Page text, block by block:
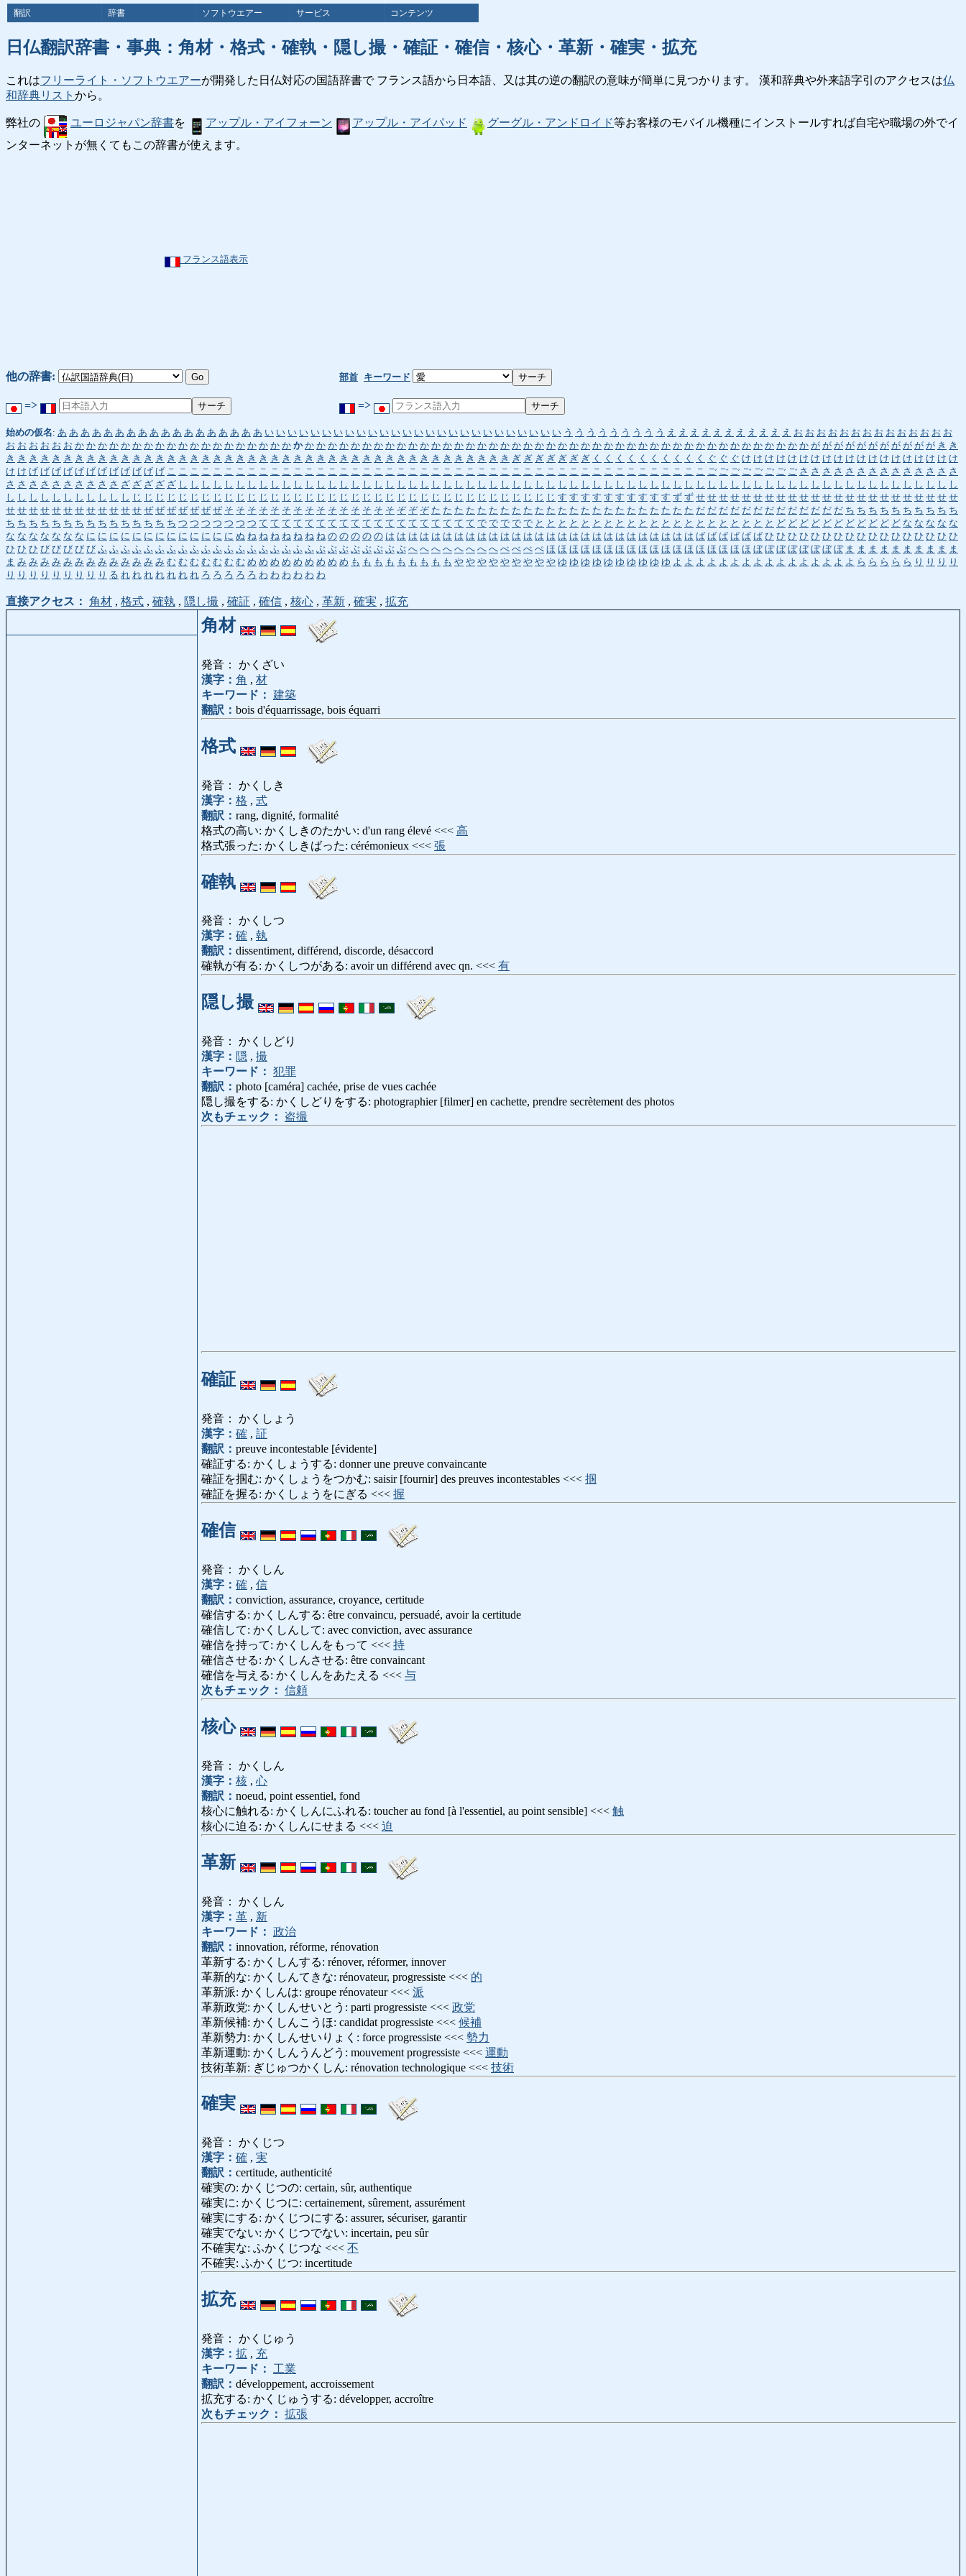
翻訳 辞書 ソフトウエアー サービス コンテンツ
日仏翻訳辞書・事典：角材・格式・確執・隠し撮・確証・確信・核心・革新・確実・拡充
これはフリーライト・ソフトウエアーが開発した日仏対応の国語辞書で フランス語から日本語、又は其の逆の翻訳の意味が簡単に見つかります。 漢和辞典や外来語字引のアクセスは仏
和辞典リスト から。
弊社の ユーロジャパン辞書を アップル・アイフォーン アップル・アイパッド グーグル・アンドロイド等お客様のモバイル機種にインストールすれば自宅や職場の外でイ
ンターネットが無くてもこの辞書が使えます。
フランス語表示
他の辞書: 部首 キーワード
=> =>
始めの仮名: あ あ あ あ あ あ あ あ あ あ あ あ あ あ あ あ あ あ い い い い い い い い い い い い い い い い い い い い い い い い い い う う う う う う う う う え え え え え え え え え え え お お お お お お お お お お お お お お
お お お お お お か か か か か か か か か か か か か か か か か か か か か か か か か か か か か か か か か か か か か か か か か か か か か か か か か か か か か か か か か か か か か か か か が が が が が が が が が が が き き
き き き き き き き き き き き き き き き き き き き き き き き き き き き き き き き き き き き き き き き き き き き き ぎ ぎ ぎ ぎ ぎ ぎ ぎ く く く く く く く く く く ぐ ぐ ぐ け け け け け け け け け け け け け け け け け け け
け け げ げ げ げ げ げ げ げ げ げ げ げ こ こ こ こ こ こ こ こ こ こ こ こ こ こ こ こ こ こ こ こ こ こ こ こ こ こ こ こ こ こ こ こ こ こ こ こ こ こ こ こ こ こ こ こ こ こ こ ご ご ご ご ご ご ご ご さ さ さ さ さ さ さ さ さ さ さ さ さ さ
さ さ さ さ さ さ さ さ さ さ ざ ざ ざ ざ ざ し し し し し し し し し し し し し し し し し し し し し し し し し し し し し し し し し し し し し し し し し し し し し し し し し し し し し し し し し し し し し し し し し し し し
し し し し し し し し し し し じ じ じ じ じ じ じ じ じ じ じ じ じ じ じ じ じ じ じ じ じ じ じ じ じ じ じ じ じ じ じ じ じ じ じ じ じ す す す す す す す す す す ず ず せ せ せ せ せ せ せ せ せ せ せ せ せ せ せ せ せ せ せ せ せ せ せ
せ せ せ せ せ せ せ せ せ せ せ せ ぜ ぜ ぜ ぜ ぜ ぜ ぜ そ そ そ そ そ そ そ そ そ そ そ そ そ そ そ ぞ ぞ ぞ た た た た た た た た た た た た た た た た た た た た た た た だ だ だ だ だ だ だ だ だ だ だ だ だ ち ち ち ち ち ち ち ち ち ち
ち ち ち ち ち ち ち ち ち ち ち ち ち ち ち つ つ つ つ つ つ つ て て て て て て て て て て て て て て て て て て て で で で で で と と と と と と と と と と と と と と と と と と と と と ど ど ど ど ど ど ど ど ど ど ど な な な な な
な な な な な な な に に に に に に に に に に に に に ぬ ね ね ね ね ね ね ね の の の の の は は は は は は は は は は は は は は は は は は は は は は は は は は は ば ば ば ば ば ば ひ ひ ひ ひ ひ ひ ひ ひ ひ ひ ひ ひ ひ ひ ひ ひ ひ
ひ ひ ひ び び び び び ふ ふ ふ ふ ふ ふ ふ ふ ふ ふ ふ ふ ふ ふ ふ ふ ふ ふ ふ ぶ ぶ ぶ ぶ ぶ ぶ ぶ ぶ へ へ へ へ へ へ へ へ べ べ べ ぺ ほ ほ ほ ほ ほ ほ ほ ほ ほ ほ ほ ほ ほ ほ ほ ほ ほ ほ ぼ ぼ ぼ ぼ ぼ ぼ ぼ ぼ ま ま ま ま ま ま ま ま ま ま
ま み み み み み み み み み み み み み む む む む む む む め め め め め め め め め も も も も も も も も も や や や や や や や や や ゆ ゆ ゆ ゆ ゆ ゆ ゆ ゆ ゆ ゆ よ よ よ よ よ よ よ よ よ よ よ よ よ よ よ よ ら ら ら ら ら り り り り
り り り り り り り り り る れ れ れ れ れ れ れ ろ ろ ろ ろ ろ わ わ わ わ わ わ
直接アクセス： 角材 , 格式 , 確執 , 隠し撮 , 確証 , 確信 , 核心 , 革新 , 確実 , 拡充
角材
発音： かくざい
漢字： 角 , 材
キーワード： 建築
翻訳： bois d'équarrissage, bois équarri
格式
発音： かくしき
漢字： 格 , 式
翻訳： rang, dignité, formalité
格式の高い: かくしきのたかい: d'un rang élevé <<< 高
格式張った: かくしきばった: cérémonieux <<< 張
確執
発音： かくしつ
漢字： 確 , 執
翻訳： dissentiment, différend, discorde, désaccord
確執が有る: かくしつがある: avoir un différend avec qn. <<< 有
隠し撮
発音： かくしどり
漢字： 隠 , 撮
キーワード： 犯罪
翻訳： photo [caméra] cachée, prise de vues cachée
隠し撮をする: かくしどりをする: photographier [filmer] en cachette, prendre secrètement des photos
次もチェック：
盗撮
確証
発音： かくしょう
漢字： 確 , 証
翻訳： preuve incontestable [évidente]
確証する: かくしょうする: donner une preuve convaincante
確証を掴む: かくしょうをつかむ: saisir [fournir] des preuves incontestables <<< 掴
確証を握る: かくしょうをにぎる <<< 握
確信
発音： かくしん
漢字： 確 , 信
翻訳： conviction, assurance, croyance, certitude
確信する: かくしんする: être convaincu, persuadé, avoir la certitude
確信して: かくしんして: avec conviction, avec assurance
確信を持って: かくしんをもって <<< 持
確信させる: かくしんさせる: être convaincant
確信を与える: かくしんをあたえる <<< 与
次もチェック： 信頼
核心
発音： かくしん
漢字： 核 , 心
翻訳： noeud, point essentiel, fond
核心に触れる: かくしんにふれる: toucher au fond [à l'essentiel, au point sensible] <<< 触
核心に迫る: かくしんにせまる <<< 迫
革新
発音： かくしん
漢字： 革 , 新
キーワード： 政治
翻訳： innovation, réforme, rénovation
革新する: かくしんする: rénover, réformer, innover
革新的な: かくしんてきな: rénovateur, progressiste <<< 的
革新派: かくしんは: groupe rénovateur <<< 派
革新政党: かくしんせいとう: parti progressiste <<< 政党
革新候補: かくしんこうほ: candidat progressiste <<< 候補
革新勢力: かくしんせいりょく: force progressiste <<< 勢力
革新運動: かくしんうんどう: mouvement progressiste <<< 運動
技術革新: ぎじゅつかくしん: rénovation technologique <<< 技術
確実
発音： かくじつ
漢字： 確 , 実
翻訳： certitude, authenticité
確実の: かくじつの: certain, sûr, authentique
確実に: かくじつに: certainement, sûrement, assurément
確実にする: かくじつにする: assurer, sécuriser, garantir
確実でない: かくじつでない: incertain, peu sûr
不確実な: ふかくじつな <<< 不
不確実: ふかくじつ: incertitude
拡充
発音： かくじゅう
漢字： 拡 , 充
キーワード：
工業
翻訳： développement, accroissement
拡充する: かくじゅうする: développer, accroître
次もチェック： 拡張